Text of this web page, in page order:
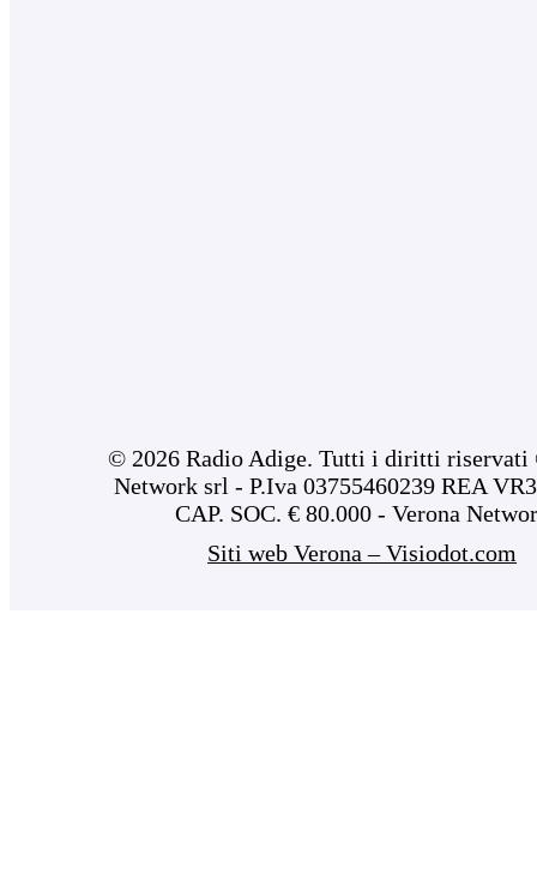
© 2026 Radio Adige. Tutti i diritti riservati
Network srl - P.Iva 03755460239 REA
CAP. SOC. € 80.000 - Verona
Siti web Verona – Visiodot.com